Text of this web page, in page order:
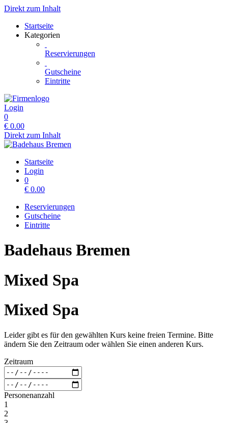
Direkt zum Inhalt
Startseite
Kategorien
Reservierungen
Gutscheine
Eintritte
Login
0
€ 0.00
Direkt zum Inhalt
Startseite
Login
0
€ 0.00
Reservierungen
Gutscheine
Eintritte
Badehaus Bremen
Mixed Spa
Mixed Spa
Leider gibt es für den gewählten Kurs keine freien Termine. Bitte
ändern Sie den Zeitraum oder wählen Sie einen anderen Kurs.
Zeitraum
Personenanzahl
1
2